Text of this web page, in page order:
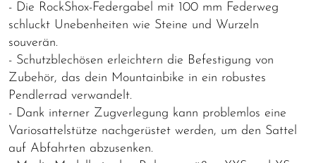
- Die RockShox-Federgabel mit 100 mm Federweg
schluckt Unebenheiten wie Steine und Wurzeln
souverän.
- Schutzblechösen erleichtern die Befestigung von
Zubehör, das dein Mountainbike in ein robustes
Pendlerrad verwandelt.
- Dank interner Zugverlegung kann problemlos eine
Variosattelstütze nachgerüstet werden, um den Sattel
auf Abfahrten abzusenken.